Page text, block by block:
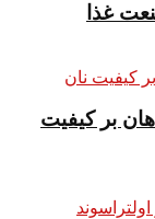
غذا
بر کیفیت